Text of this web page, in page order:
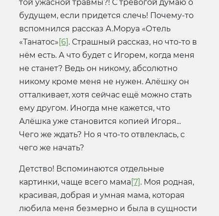
той ужасной травмы?! С тревогой думаю о
будущем, если придется слечь! Почему-то
вспомнился рассказ А.Моруа «Отель
«Танатос» [6] . Страшный рассказ, но что-то в
нём есть. А что будет с Игорем, когда меня
не станет? Ведь он никому, абсолютно
никому кроме меня не нужен. Алёшку он
отталкивает, хотя сейчас ещё можно стать
ему другом. Иногда мне кажется, что
Алёшка уже становится копией Игоря...
Чего же ждать? Но я что-то отвлеклась, с
чего же начать?
Детство! Вспоминаются отдельные
картинки, чаще всего мама [7] . Моя родная,
красивая, добрая и умная мама, которая
любила меня безмерно и была в сущности